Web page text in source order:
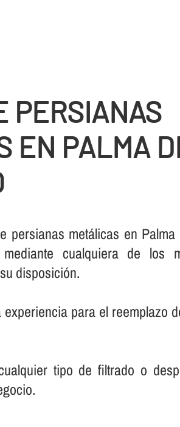
PERSIANAS
EN PALMA
persianas metálicas en Palma
cualquiera de los
disposición.
para el reemplazo
tipo de filtrado o